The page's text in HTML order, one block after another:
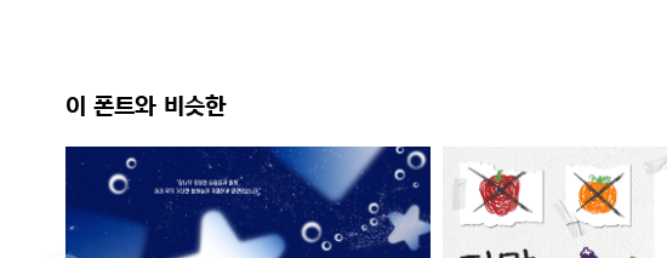
이 폰트와 비슷한